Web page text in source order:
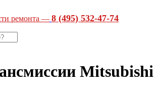
ремонта — 8 (495) 532-47-74
Mitsubishi